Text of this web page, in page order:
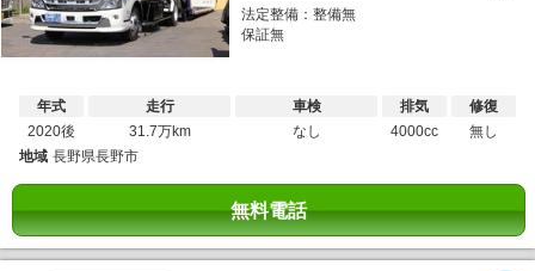
法定整備：整備無
保証無
年式
2020後
走行
31.7万km
車検
なし
排気
4000cc
修復
無し
地域 長野県長野市
無料電話